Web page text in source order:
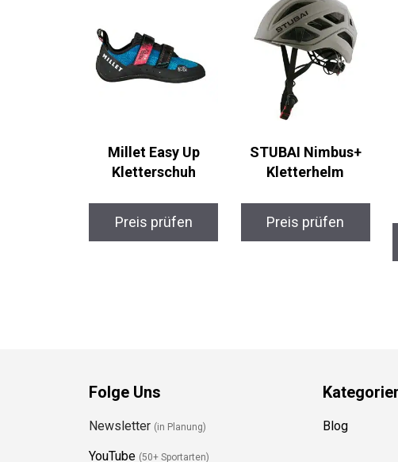
Millet Easy Up
Kletterschuh
Preis prüfen
STUBAI Nimbus+
Kletterhelm
Preis prüfen
Folge Uns
Newsletter
YouTube
Kategorien
Blog